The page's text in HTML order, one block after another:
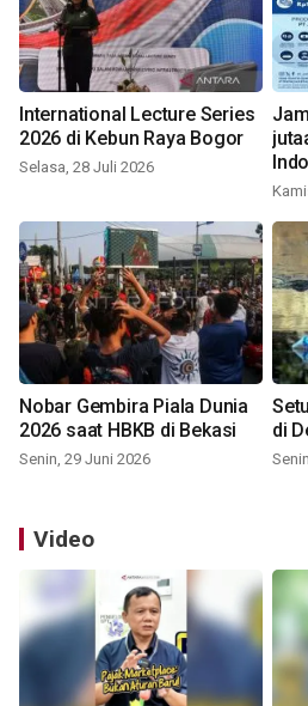
International Lecture Series
2026 di Kebun Raya Bogor
Selasa, 28 Juli 2026
Nobar Gembira Piala Dunia
2026 saat HBKB di Bekasi
Senin, 29 Juni 2026
di
Video